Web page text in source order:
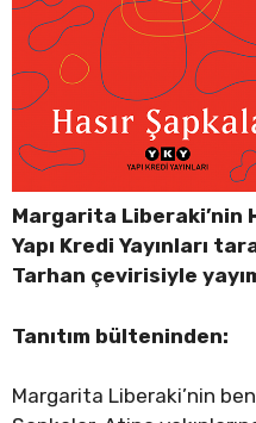
Margarita Liberaki’nin
Yapı Kredi Yayınları
Tarhan çevirisiyle
Tanıtım bülteninden:
Margarita Liberaki’nin